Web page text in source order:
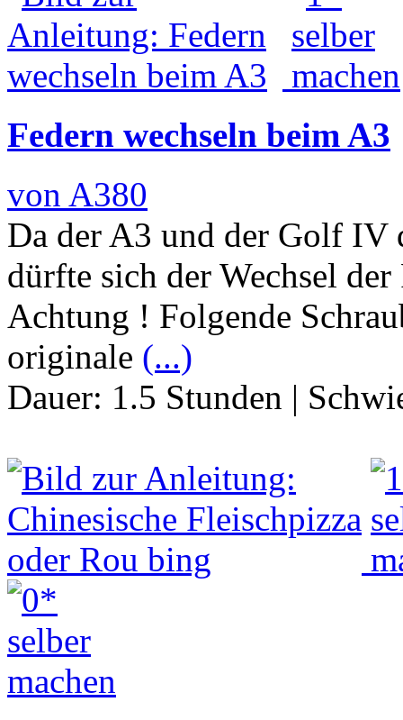
Federn wechseln beim A3
von A380
Da der A3 und der Golf IV
dürfte sich der Wechsel
Achtung ! Folgende
originale (...)
Dauer: 1.5 Stunden |